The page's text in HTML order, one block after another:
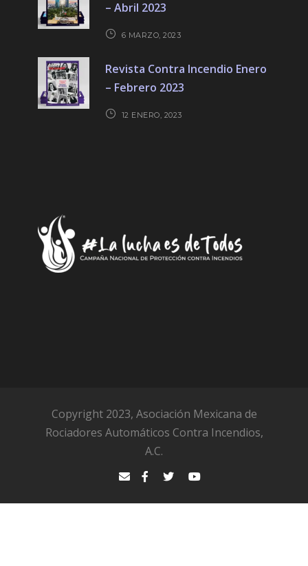
– Abril 2023
6 MARZO, 2023
Revista Contra Incendio Enero
– Febrero 2023
12 ENERO, 2023
Copyright 2023, Asociación Mexicana de
Rociadores Automáticos Contra Incendios,
A.C.